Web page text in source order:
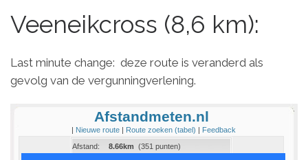
Veeneikcross (8,6 km):
Last minute change: deze route is veranderd als
gevolg van de vergunningverlening.